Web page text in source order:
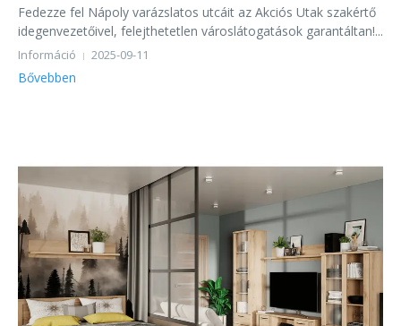
Fedezze fel Nápoly varázslatos utcáit az Akciós Utak szakértő
idegenvezetőivel, felejthetetlen városlátogatások garantáltan!...
Információ 2025-09-11
Bővebben